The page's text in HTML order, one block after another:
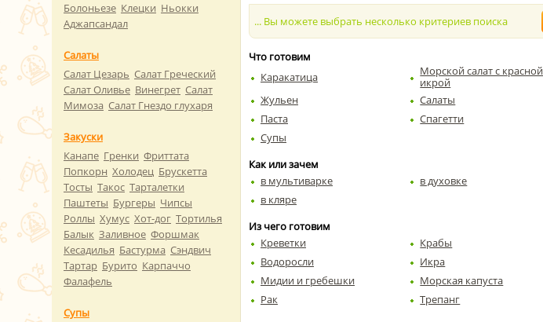
... Вы можете выбрать несколько критериев поиска
Что готовим
Каракатица
Морской салат с красной
икрой
Жульен
Салаты
Паста
Спагетти
Супы
Как или зачем
в мультиварке
в духовке
в кляре
Из чего готовим
Креветки
Крабы
Водоросли
Икра
Мидии и гребешки
Морская капуста
Рак
Трепанг
Болоньезе Клецки Ньокки
Аджапсандал
Салаты
Салат Цезарь Салат Греческий
Салат Оливье Винегрет Салат
Мимоза Салат Гнездо глухаря
Закуски
Канапе Гренки Фриттата
Попкорн Холодец Брускетта
Тосты Такос Тарталетки
Паштеты Бургеры Чипсы
Роллы Хумус Хот-дог Тортилья
Балык Заливное Форшмак
Кесадилья Бастурма Сэндвич
Тартар Бурито Карпаччо
Фалафель
Супы